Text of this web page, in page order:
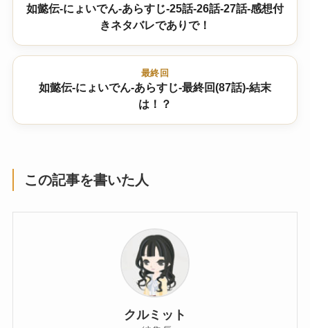
如懿伝-にょいでん-あらすじ-25話-26話-27話-感想付
きネタバレでありで！
最終回
如懿伝-にょいでん-あらすじ-最終回(87話)-結末
は！？
この記事を書いた人
クルミット